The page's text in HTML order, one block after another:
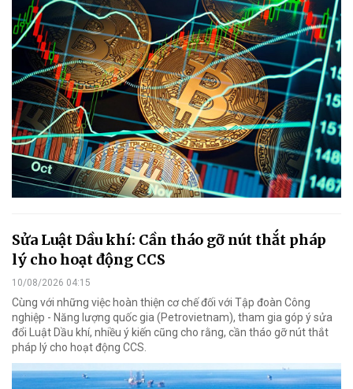
Sửa Luật Dầu khí: Cần tháo gỡ nút thắt pháp
lý cho hoạt động CCS
10/08/2026 04:15
Cùng với những việc hoàn thiện cơ chế đối với Tập đoàn Công
nghiệp - Năng lượng quốc gia (Petrovietnam), tham gia góp ý sửa
đổi Luật Dầu khí, nhiều ý kiến cũng cho rằng, cần tháo gỡ nút thắt
pháp lý cho hoạt động CCS.